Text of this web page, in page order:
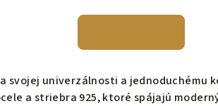
univerzálnosti a jednoduchému
a striebra 925, ktoré spájajú